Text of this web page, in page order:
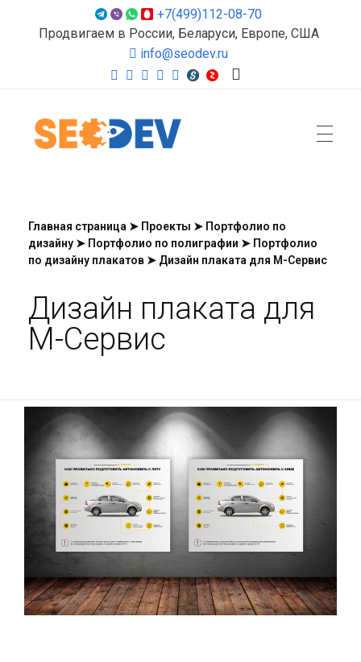
+7(499)112-08-70
Продвигаем в России, Беларуси, Европе, США
info@seodev.ru
Главная страница ➤ Проекты ➤ Портфолио по
дизайну ➤ Портфолио по полиграфии ➤ Портфолио
по дизайну плакатов ➤ Дизайн плаката для М-Сервис
Дизайн плаката для
М-Сервис